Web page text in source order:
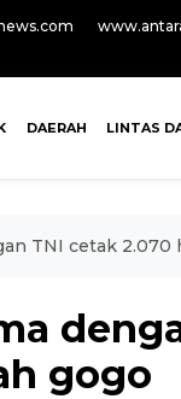
DAERAH LINTAS
TNI cetak 2.070
gogo